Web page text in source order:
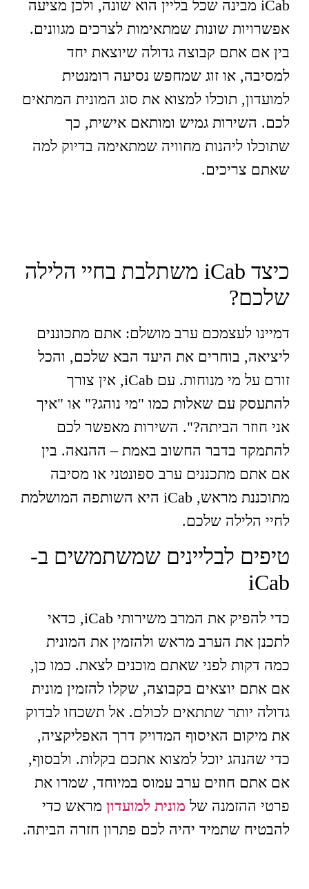
iCab מבינה שכל בליין הוא שונה, ולכן מציעה
אפשרויות שונות שמתאימות לצרכים מגוונים.
בין אם אתם קבוצה גדולה שיוצאת יחד
למסיבה, או זוג שמחפש נסיעה רומנטית
למועדון, תוכלו למצוא את סוג המונית המתאים
לכם. השירות גמיש ומותאם אישית, כך
שתוכלו ליהנות מחוויה שמתאימה בדיוק למה
שאתם צריכים.
כיצד iCab משתלבת בחיי הלילה
שלכם?
דמיינו לעצמכם ערב מושלם: אתם מתכוננים
ליציאה, בוחרים את היעד הבא שלכם, והכל
זורם על מי מנוחות. עם iCab, אין צורך
להתעסק עם שאלות כמו "מי נוהג?" או "איך
אני חוזר הביתה?". השירות מאפשר לכם
להתמקד בדבר החשוב באמת – ההנאה. בין
אם אתם מתכננים ערב ספונטני או מסיבה
מתוכננת מראש, iCab היא השותפה המושלמת
לחיי הלילה שלכם.
טיפים לבליינים שמשתמשים ב-
iCab
כדי להפיק את המרב משירותי iCab, כדאי
לתכנן את הערב מראש ולהזמין את המונית
כמה דקות לפני שאתם מוכנים לצאת. כמו כן,
אם אתם יוצאים בקבוצה, שקלו להזמין מונית
גדולה יותר שתתאים לכולם. אל תשכחו לבדוק
את מיקום האיסוף המדויק דרך האפליקציה,
כדי שהנהג יוכל למצוא אתכם בקלות. ולבסוף,
אם אתם חוזים ערב עמוס במיוחד, שמרו את
פרטי ההזמנה של מונית למועדוןמראש כדי
להבטיח שתמיד יהיה לכם פתרון חזרה הביתה.